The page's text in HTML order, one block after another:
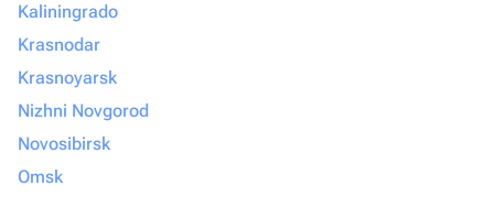
Kaliningrado
Krasnodar
Krasnoyarsk
Nizhni Novgorod
Novosibirsk
Omsk